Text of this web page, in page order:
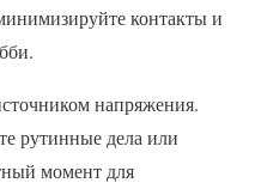
контакты и
напряжения.
рутинные дела или
момент для